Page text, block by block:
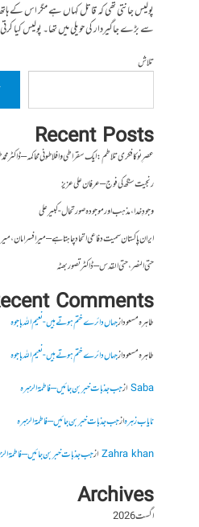
پولیس جانتی تھی کہ قاتل کہاں ہے مگر اس
سے بڑے جاگیردار کی حویلی میں تھا۔ پولیس کیا
تلاش
Recent Posts
عصرِ نو کا فکری تلاطم: ایک سقراطی و افلاطونی محاکمہ – ڈاکٹر
رنجیت سنگھ کی فوج – عرفان علی عزیز
وجودِ خدا، مذہب اور موجودہ صورتحال- کبیر علی
ایران پاکستان سمیت دفاعی اتحاد چاہتا ہے – میر افسر امان،میر
حتی النصر ، حتی القدس – ڈاکٹر تصور بھٹہ
Comments
طاہرہ مسعودازجہاں دائرے ختم ہوتے ہیں- نعیم اللہ باجوہ
طاہرہ مسعودازجہاں دائرے ختم ہوتے ہیں- نعیم اللہ باجوہ
Sabaازجب جذبات خبر بن جائیں – فاطمۃالزہرہ
نایاب زہرہازجب جذبات خبر بن جائیں – فاطمۃالزہرہ
Zahra khanازجب جذبات خبر بن جائیں –
Archives
اگست 2026